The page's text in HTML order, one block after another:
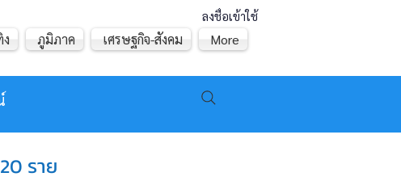
ลงชื่อเข้าใช้
ภูมิภาค เศรษฐกิจ-สังคม More
ราย